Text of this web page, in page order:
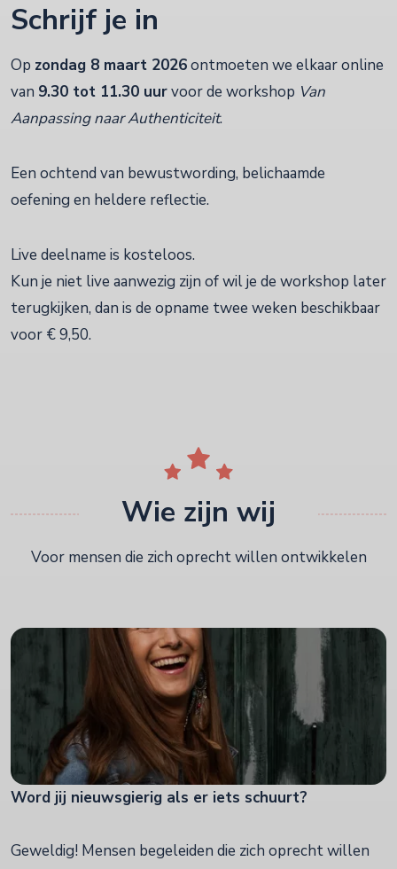
Schrijf je in
Op zondag 8 maart 2026ontmoeten we elkaar online
van 9.30 tot 11.30 uurvoor de workshop Van
Aanpassing naar Authenticiteit.
Een ochtend van bewustwording, belichaamde
oefening en heldere reflectie.
Live deelname is kosteloos.
Kun je niet live aanwezig zijn of wil je de workshop later
terugkijken, dan is de opname twee weken beschikbaar
voor € 9,50.
Wie zijn wij
Voor mensen die zich oprecht willen ontwikkelen
Word jij nieuwsgierig als er iets schuurt?
Geweldig! Mensen begeleiden die zich oprecht willen